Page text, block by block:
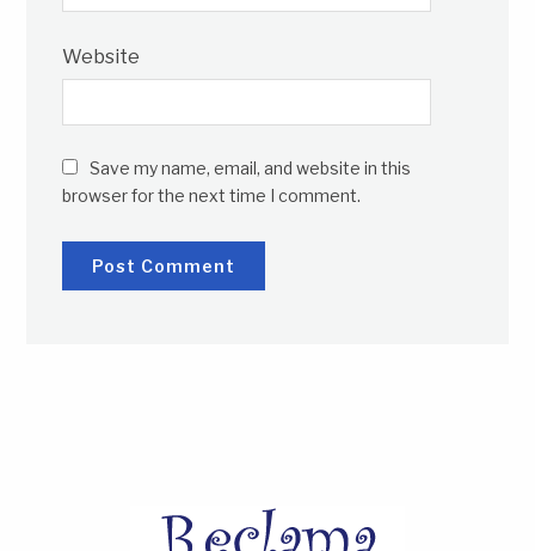
Website
Save my name, email, and website in this
browser for the next time I comment.